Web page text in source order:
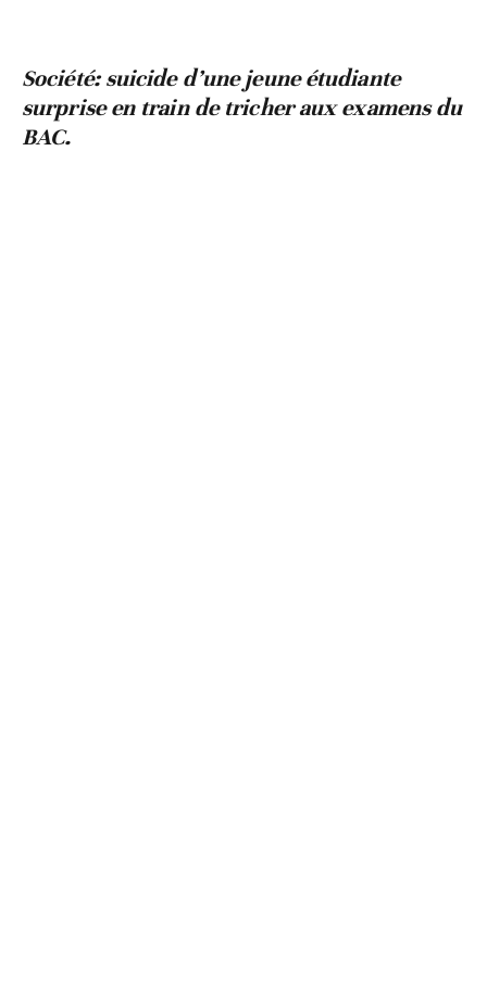
Société: suicide d’une jeune étudiante
surprise en train de tricher aux examens du
BAC.